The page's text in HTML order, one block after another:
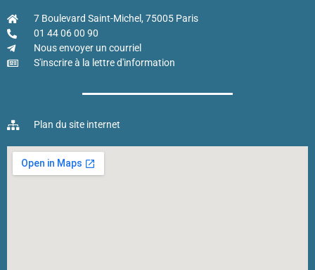
7 Boulevard Saint-Michel, 75005 Paris
01 44 06 00 90
Nous envoyer un courriel
S'inscrire à la lettre d'information
Plan du site internet